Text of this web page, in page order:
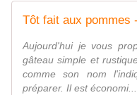
Aujourd'hui je vous
gâteau simple et
comme son nom
préparer. Il est économi...